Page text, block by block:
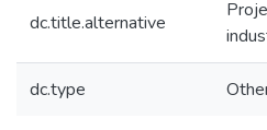
dc.title.alternative
dc.type